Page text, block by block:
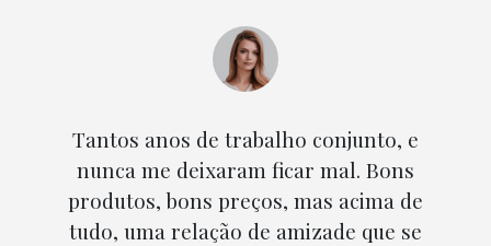
Tenho na Peplax e no Filipe Guedes, o
parceiro perfeito para a minha empresa.
Palavras para os descrever: simpatia,
profissionalismo e seriedade. Claro, e